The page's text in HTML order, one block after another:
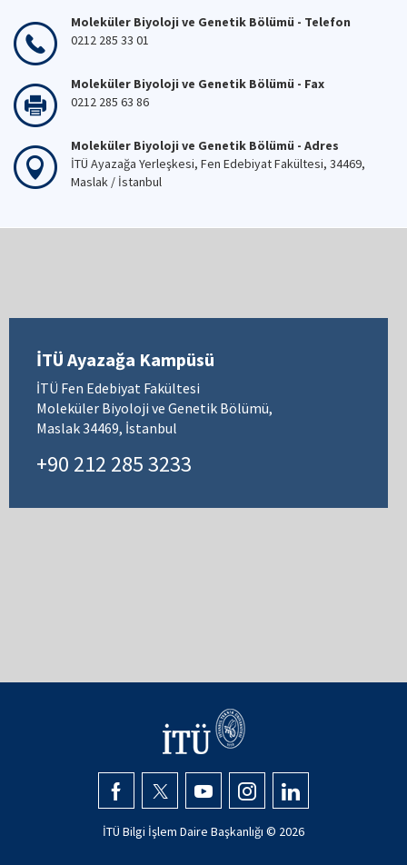
Moleküler Biyoloji ve Genetik Bölümü - Telefon
0212 285 33 01
Moleküler Biyoloji ve Genetik Bölümü - Fax
0212 285 63 86
Moleküler Biyoloji ve Genetik Bölümü - Adres
İTÜ Ayazağa Yerleşkesi, Fen Edebiyat Fakültesi, 34469,
Maslak / İstanbul
İTÜ Ayazağa Kampüsü
İTÜ Fen Edebiyat Fakültesi
Moleküler Biyoloji ve Genetik Bölümü,
Maslak 34469, İstanbul
+90 212 285 3233
İTÜ Bilgi İşlem Daire Başkanlığı © 2026